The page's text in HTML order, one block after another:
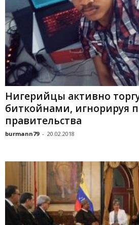
Нигерийцы активно
биткойнами, игнорируя
правительства
burmann79 - 20.02.2018